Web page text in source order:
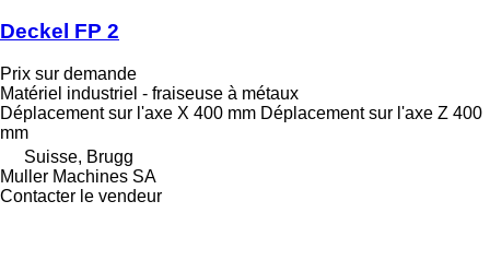
Deckel FP 2
Prix sur demande
Matériel industriel - fraiseuse à métaux
Déplacement sur l'axe X 400 mm Déplacement sur l'axe Z 400
mm
Suisse, Brugg
Muller Machines SA
Contacter le vendeur